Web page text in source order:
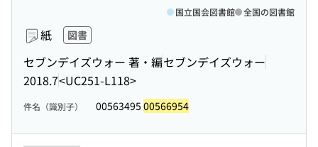
紙 図書
セブンデイズウォー 著・編セブンデイズウォー
2018.7<UC251-L118>
国立国会図書館 全国の図書館
件名（識別子） 00563495 00566954